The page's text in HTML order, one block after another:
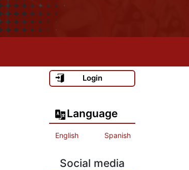
Login
Language
English Spanish
Social media